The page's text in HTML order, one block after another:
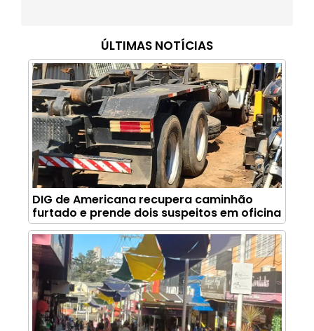
ÚLTIMAS NOTÍCIAS
DIG de Americana recupera caminhão
furtado e prende dois suspeitos em oficina